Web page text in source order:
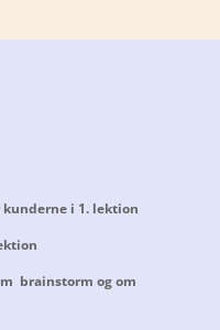
i 1. lektion
brainstorm og om